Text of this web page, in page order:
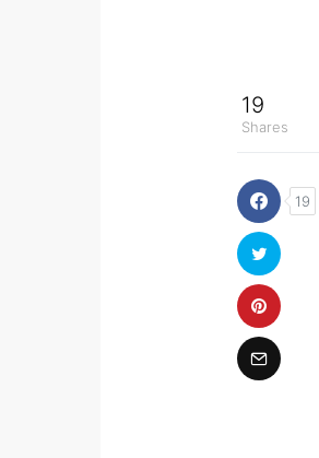
19
Shares
19